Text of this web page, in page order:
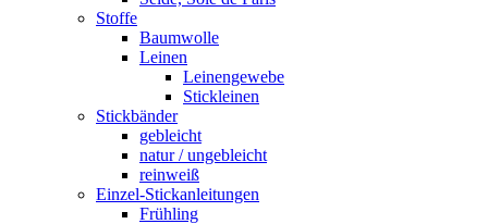
Stoffe
Baumwolle
Leinen
Leinengewebe
Stickleinen
Stickbänder
gebleicht
natur / ungebleicht
reinweiß
Einzel-Stickanleitungen
Frühling